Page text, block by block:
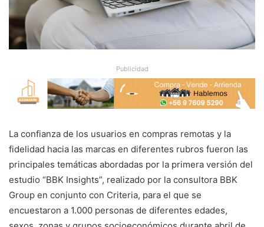
Publicidad
La confianza de los usuarios en compras remotas y la
fidelidad hacia las marcas en diferentes rubros fueron las
principales temáticas abordadas por la primera versión del
estudio “BBK Insights”, realizado por la consultora BBK
Group en conjunto con Criteria, para el que se
encuestaron a 1.000 personas de diferentes edades,